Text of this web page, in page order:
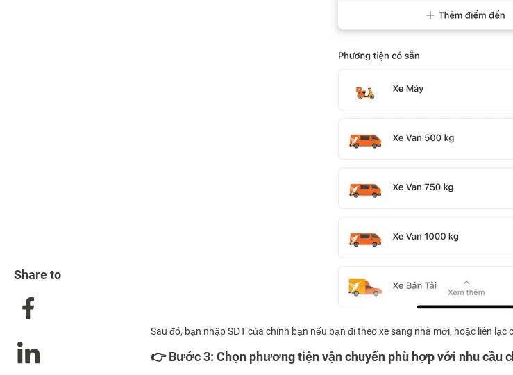
Sau đó, bạn nhập SĐT của chính bạn nếu bạn đi theo xe sang nhà mới, hoặc liên
👉 Bước 3: Chọn phương tiện vận chuyển phù hợp với nhu cầu
Share to